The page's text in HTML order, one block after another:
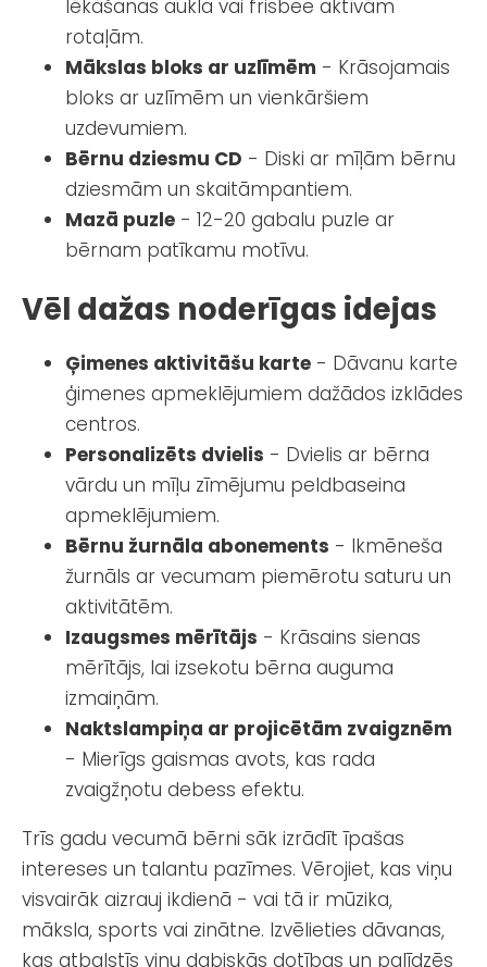
lēkāšanas aukla vai frisbee aktīvām
rotaļām.
Mākslas bloks ar uzlīmēm - Krāsojamais
bloks ar uzlīmēm un vienkāršiem
uzdevumiem.
Bērnu dziesmu CD - Diski ar mīļām bērnu
dziesmām un skaitāmpantiem.
Mazā puzle - 12-20 gabalu puzle ar
bērnam patīkamu motīvu.
Vēl dažas noderīgas idejas
Ģimenes aktivitāšu karte - Dāvanu karte
ģimenes apmeklējumiem dažādos izklādes
centros.
Personalizēts dvielis - Dvielis ar bērna
vārdu un mīļu zīmējumu peldbaseina
apmeklējumiem.
Bērnu žurnāla abonements - Ikmēneša
žurnāls ar vecumam piemērotu saturu un
aktivitātēm.
Izaugsmes mērītājs - Krāsains sienas
mērītājs, lai izsekotu bērna auguma
izmaiņām.
Naktslampiņa ar projicētām zvaigznēm
- Mierīgs gaismas avots, kas rada
zvaigžņotu debess efektu.
Trīs gadu vecumā bērni sāk izrādīt īpašas
intereses un talantu pazīmes. Vērojiet, kas viņu
visvairāk aizrauj ikdienā - vai tā ir mūzika,
māksla, sports vai zinātne. Izvēlieties dāvanas,
kas atbalstīs viņu dabiskās dotības un palīdzēs